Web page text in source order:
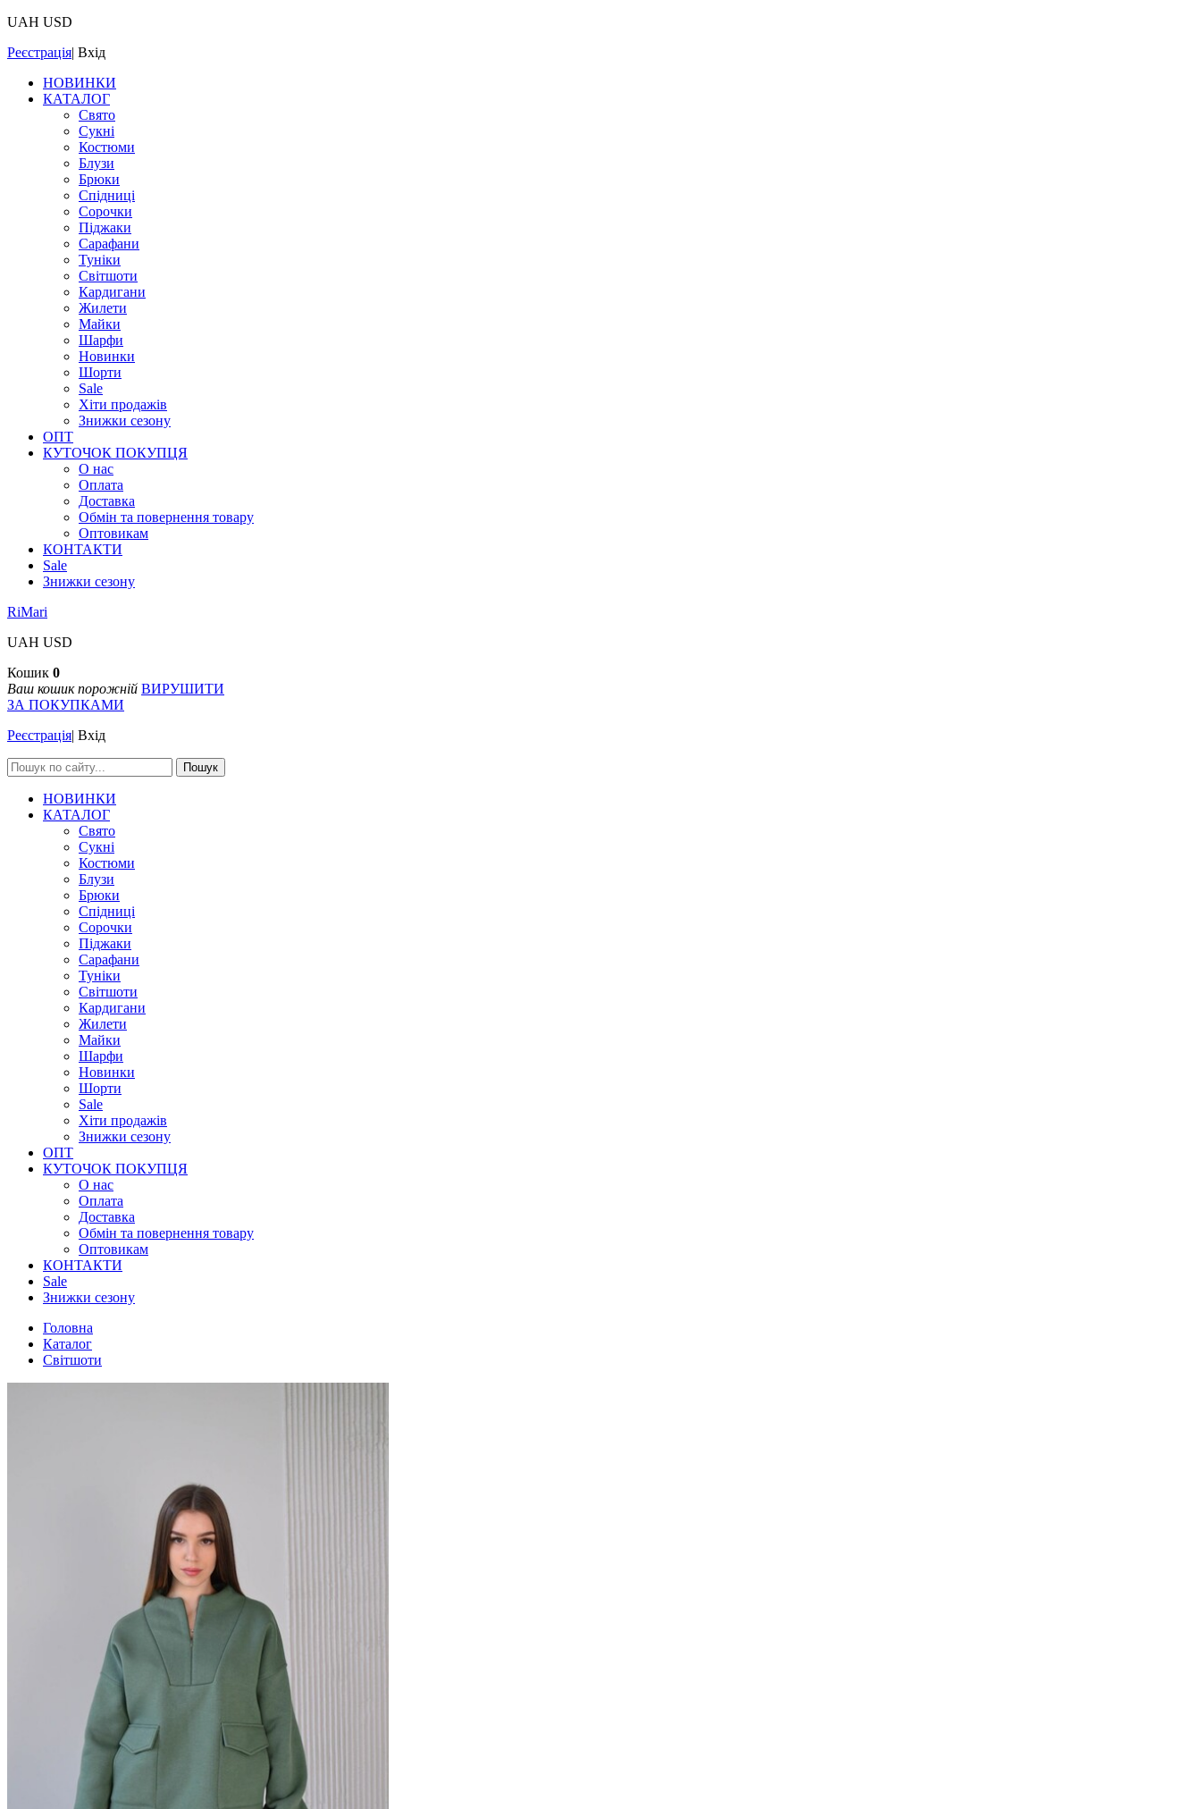
UAH USD
Реєстрація| Вхід
НОВИНКИ
КАТАЛОГ
Свято
Сукні
Костюми
Блузи
Брюки
Спідниці
Сорочки
Піджаки
Сарафани
Туніки
Світшоти
Кардигани
Жилети
Майки
Шарфи
Новинки
Шорти
Sale
Хіти продажів
Знижки сезону
ОПТ
КУТОЧОК ПОКУПЦЯ
О нас
Оплата
Доставка
Обмін та повернення товару
Оптовикам
КОНТАКТИ
Sale
Знижки сезону
RiMari
UAH USD
Кошик 0
Ваш кошик порожній ВИРУШИТИ
ЗА ПОКУПКАМИ
Реєстрація| Вхід
Пошук
НОВИНКИ
КАТАЛОГ
Свято
Сукні
Костюми
Блузи
Брюки
Спідниці
Сорочки
Піджаки
Сарафани
Туніки
Світшоти
Кардигани
Жилети
Майки
Шарфи
Новинки
Шорти
Sale
Хіти продажів
Знижки сезону
ОПТ
КУТОЧОК ПОКУПЦЯ
О нас
Оплата
Доставка
Обмін та повернення товару
Оптовикам
КОНТАКТИ
Sale
Знижки сезону
Головна
Каталог
Світшоти